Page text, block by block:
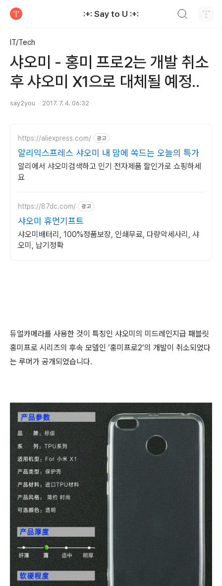
:+: Say to U :+:
IT/Tech
샤오미 - 홍미 프로2는 개발 취소
후 샤오미 X1으로 대체될 예정..
say2you 2017. 7. 4. 06:32
https://aliexpress.com/ 광고
알리익스프레스 샤오미 내 맘에 쏙드는 오늘의 특가
알리에서 샤오미검색하고 인기 전자제품 할인가로 쇼핑하세
요
https://87dc.com/ 광고
샤오미 휴먼기프트
샤오미배터리, 100%정품보장, 인쇄무료, 다량악세사리, 샤
오미, 납기정확
듀얼카메라를 사용한 것이 특징인 샤오미의 미드레인지급 패블릿
홍미프로 시리즈의 후속 모델인 ‘홍미프로2’의 개발이 취소되었다
는 루머가 공개되었습니다.